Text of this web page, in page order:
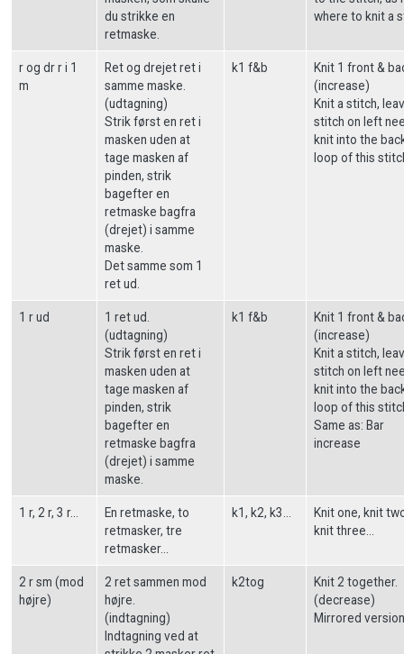
du strikke en
retmaske.
where to knit a
r og dr r i 1
m
Ret og drejet ret i
samme maske.
(udtagning)
Strik først en ret i
masken uden at
tage masken af
pinden, strik
bagefter en
retmaske bagfra
(drejet) i samme
maske.
Det samme som 1
ret ud.
k1 f&b
Knit 1 front &
(increase)
Knit a stitch,
stitch on left
knit into the
loop of this
1 r ud
1 ret ud.
(udtagning)
Strik først en ret i
masken uden at
tage masken af
pinden, strik
bagefter en
retmaske bagfra
(drejet) i samme
maske.
k1 f&b
Knit 1 front &
(increase)
Knit a stitch,
stitch on left
knit into the
loop of this
Same as: Bar
increase
1 r, 2 r, 3 r…
En retmaske, to
retmasker, tre
retmasker…
k1, k2, k3…
Knit one, knit
knit three…
2 r sm (mod
højre)
2 ret sammen mod
højre.
(indtagning)
Indtagning ved at
k2tog
Knit 2 together.
(decrease)
Mirrored